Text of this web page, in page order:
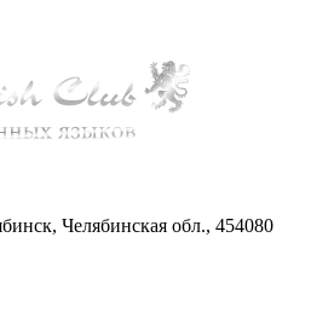
Челябинская обл., 454080